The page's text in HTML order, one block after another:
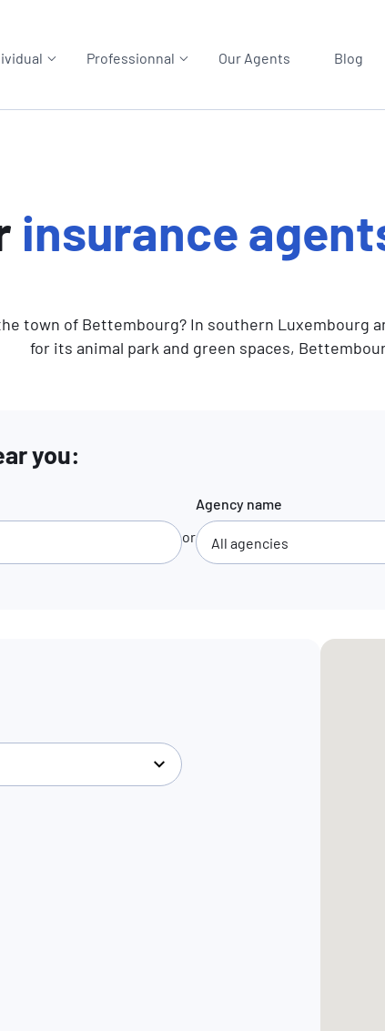
Professionnal Our Agents Blog
insurance
town of Bettembourg? In southern Luxembourg
for its animal park and green spaces,
you:
or
Agency name